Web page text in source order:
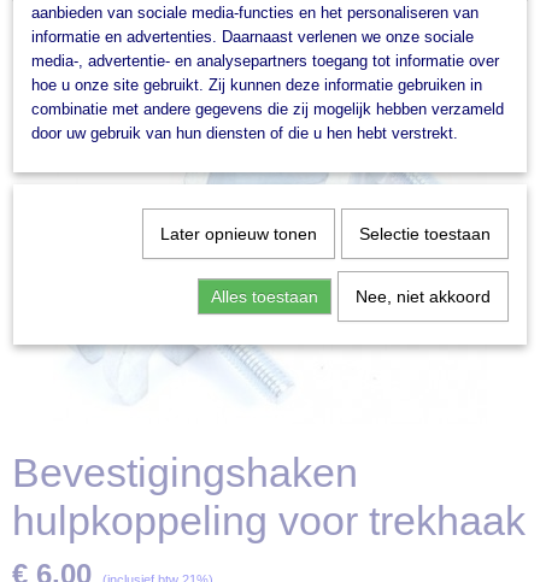
Bevestigingshaken
hulpkoppeling voor trekhaak
€ 6,00
aanbieden van sociale media-functies en het personaliseren van
informatie en advertenties. Daarnaast verlenen we onze sociale
media-, advertentie- en analysepartners toegang tot informatie over
hoe u onze site gebruikt. Zij kunnen deze informatie gebruiken in
combinatie met andere gegevens die zij mogelijk hebben verzameld
door uw gebruik van hun diensten of die u hen hebt verstrekt.
Later opnieuw tonen Selectie toestaan
Alles toestaan Nee, niet akkoord